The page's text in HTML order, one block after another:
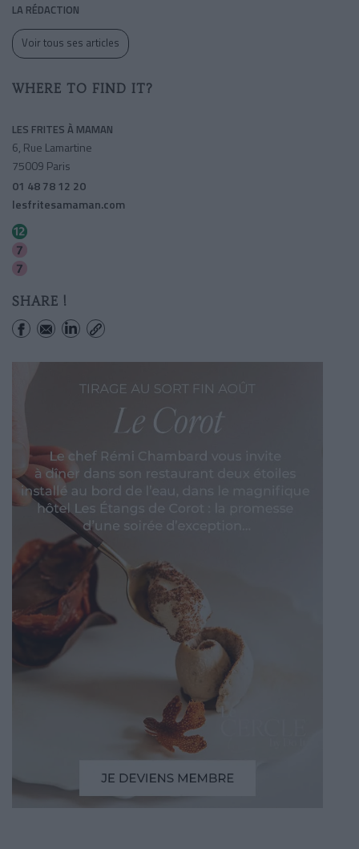
LA RÉDACTION
Voir tous ses articles
WHERE TO FIND IT?
LES FRITES À MAMAN
6, Rue Lamartine
75009 Paris
01 48 78 12 20
lesfritesamaman.com
SHARE !